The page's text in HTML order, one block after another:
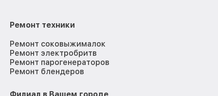
Ремонт техники
Ремонт соковыжималок
Ремонт электробритв
Ремонт парогенераторов
Ремонт блендеров